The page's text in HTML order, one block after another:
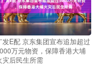
发E配 京东集团宣布追加超过
万元物资，保障香港大埔
灾后民生所需